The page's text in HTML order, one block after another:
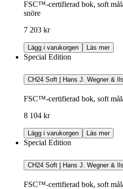
FSC™-certifierad bok, soft
snöre
7 203 kr
Lägg i varukorgen Läs mer
Special Edition
CH24 Soft | Hans J. Wegner &
FSC™-certifierad bok, soft
8 104 kr
Lägg i varukorgen Läs mer
Special Edition
CH24 Soft | Hans J. Wegner &
FSC™-certifierad bok, soft